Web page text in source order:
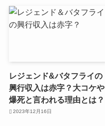
レジェンド&バタフライの
興行収入は赤字？大コケや
爆死と言われる理由とは？
2023年12月16日